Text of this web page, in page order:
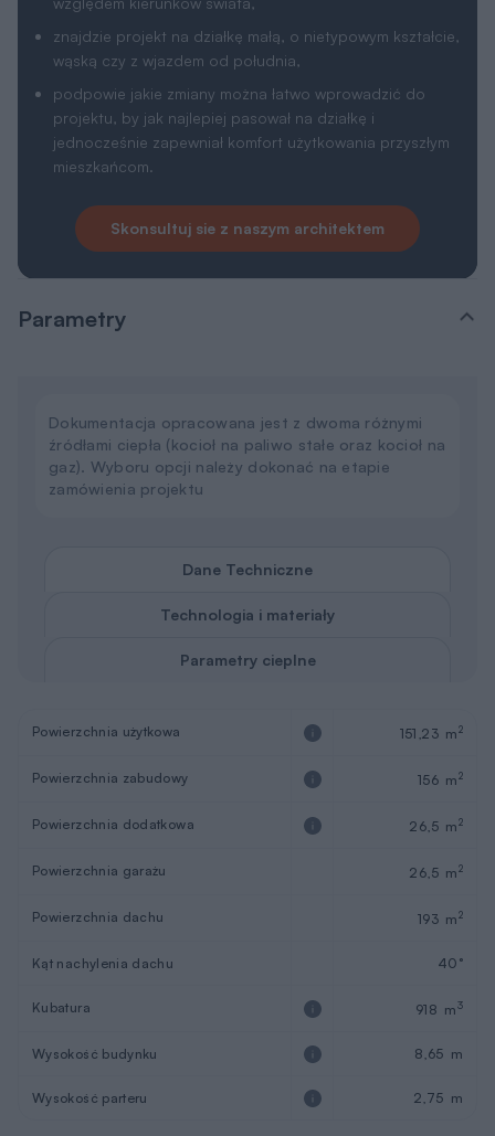
znajdzie projekt na działkę małą, o nietypowym kształcie,
wąską czy z wjazdem od południa,
podpowie jakie zmiany można łatwo wprowadzić do
projektu, by jak najlepiej pasował na działkę i
jednocześnie zapewniał komfort użytkowania przyszłym
mieszkańcom.
Skonsultuj sie z naszym architektem
Parametry
Dokumentacja opracowana jest z dwoma różnymi
źródłami ciepła (kocioł na paliwo stałe oraz kocioł na
gaz). Wyboru opcji należy dokonać na etapie
zamówienia projektu
Dane Techniczne
Technologia i materiały
Parametry cieplne
Powierzchnia użytkowa 151,23 m2
Powierzchnia zabudowy 156 m2
Powierzchnia dodatkowa 26,5 m2
Powierzchnia garażu 26,5 m2
Powierzchnia dachu 193 m2
Kąt nachylenia dachu 40°
Kubatura 918 m3
Wysokość budynku 8,65 m
Wysokość parteru 2,75 m